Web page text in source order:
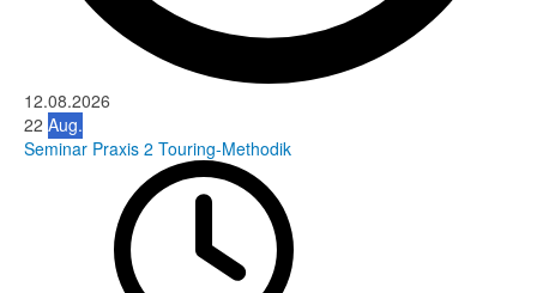
12.08.2026
22 Aug.
Seminar Praxis 2 Touring-Methodik